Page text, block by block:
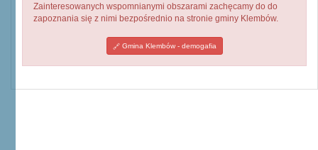
Zainteresowanych wspomnianymi obszarami zachęcamy do do
zapoznania się z nimi bezpośrednio na stronie gminy Klembów.
Gmina Klembów - demogafia